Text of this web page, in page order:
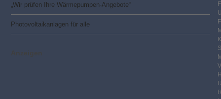
„Wir prüfen Ihre Wärmepumpen-Angebote“
Photovoltaik­­anlagen für alle